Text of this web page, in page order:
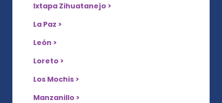
Ixtapa Zihuatanejo >
La Paz >
León >
Loreto >
Los Mochis >
Manzanillo >